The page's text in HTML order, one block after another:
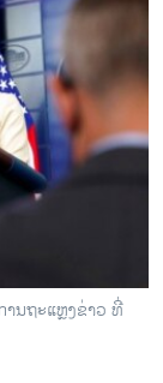
ານຖະແຫຼງຂ່າວ ທີ່